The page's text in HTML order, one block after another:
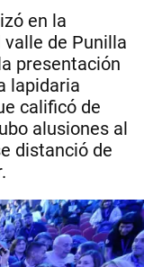
en la
de Punilla
presentación
lapidaria
calificó de
alusiones al
distanció de